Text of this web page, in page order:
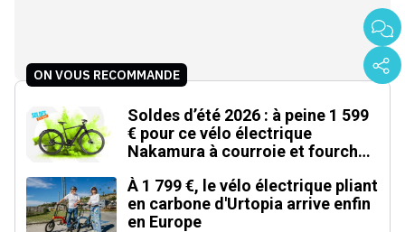
ON VOUS RECOMMANDE
Soldes d’été 2026 : à peine 1 599
€ pour ce vélo électrique
Nakamura à courroie et fourche
À 1 799 €, le vélo électrique pliant
en carbone d'Urtopia arrive enfin
en Europe